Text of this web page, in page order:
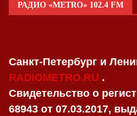
РАДИО «METRO» 102.4 FM
Санкт-Петербург и
RADIOMETRO.RU .
Свидетельство о
68943 от 07.03.2017,